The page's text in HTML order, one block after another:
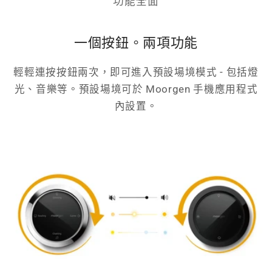
一個按鈕。兩項功能
輕輕連按按鈕兩次，即可進入預設場境模式 - 包括燈
光、音樂等。預設場境可於 Moorgen 手機應用程式
內設置。